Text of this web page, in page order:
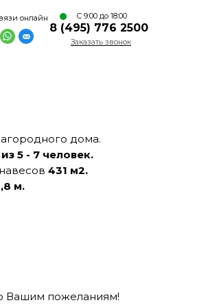
онлайн С 9:00 до 18:00
Заказать звонок
8 (495) 776 2500
дома.
5 - 7 человек.
431 м2.
м.
Вашим пожеланиям!